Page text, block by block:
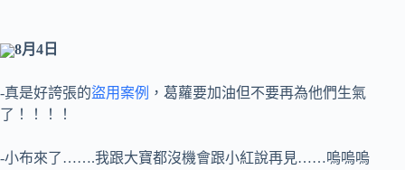
8月4日
-真是好誇張的盜用案例 ，葛蘿要加油但不要再為他們生氣
了！！！！
-小布來了…….我跟大寶都沒機會跟小紅說再見……嗚嗚嗚